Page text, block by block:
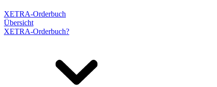
XETRA-Orderbuch
Übersicht
XETRA-Orderbuch?